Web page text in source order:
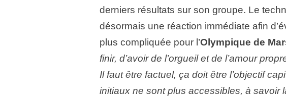
derniers résultats sur son groupe. Le
désormais une réaction immédiate afin
plus compliquée pour l’Olympique de
finir, d’avoir de l’orgueil et de l’amour
Il faut être factuel, ça doit être l’objectif
initiaux ne sont plus accessibles, à savoir